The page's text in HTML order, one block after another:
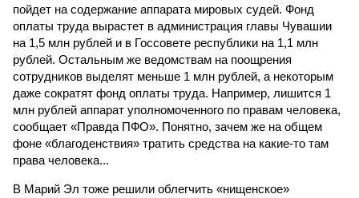
пойдет на содержание аппарата мировых судей. Фонд
оплаты труда вырастет в администрация главы Чувашии
на 1,5 млн рублей и в Госсовете республики на 1,1 млн
рублей. Остальным же ведомствам на поощрения
сотрудников выделят меньше 1 млн рублей, а некоторым
даже сократят фонд оплаты труда. Например, лишится 1
млн рублей аппарат уполномоченного по правам человека,
сообщает «Правда ПФО». Понятно, зачем же на общем
фоне «благоденствия» тратить средства на какие-то там
права человека...
В Марий Эл тоже решили облегчить «нищенское»